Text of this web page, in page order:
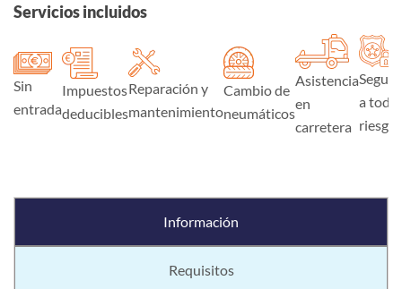
Servicios incluidos
Sin
entrada
Impuestos
deducibles
Reparación y
mantenimiento
Cambio de
neumáticos
Asistencia
en
carretera
Seguro
a todo
riesgo
Información
Requisitos